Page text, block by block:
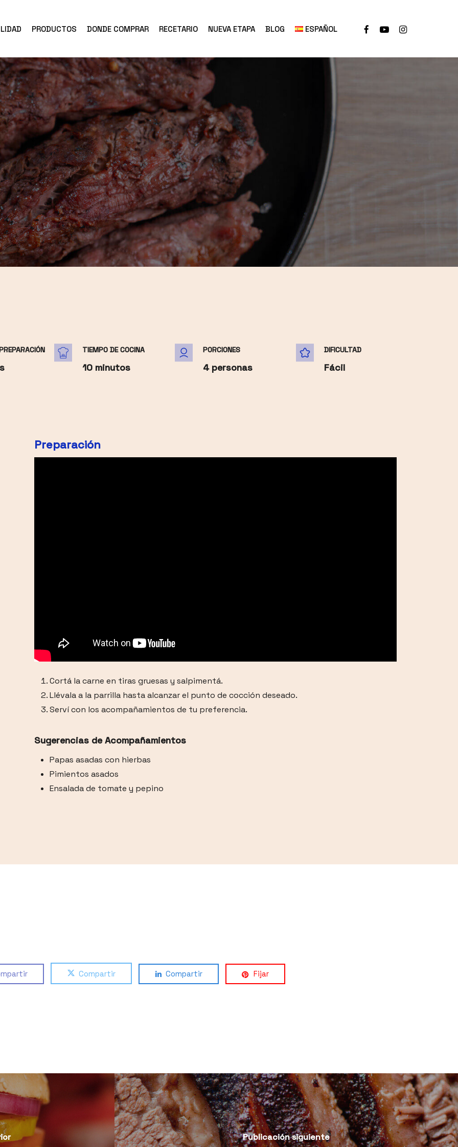
PRODUCTOS DONDE COMPRAR RECETARIO NUEVA ETAPA BLOG ESPAÑOL
TIEMPO DE COCINA
10 minutos
PORCIONES
4 personas
DIFICULTAD
Fácil
Preparación
Cortá la carne en tiras gruesas y salpimentá.
Llévala a la parrilla hasta alcanzar el punto de cocción deseado.
Serví con los acompañamientos de tu preferencia.
Sugerencias de Acompañamientos
Papas asadas con hierbas
Pimientos asados
Ensalada de tomate y pepino
Compartir Compartir Fijar
Publicación siguiente